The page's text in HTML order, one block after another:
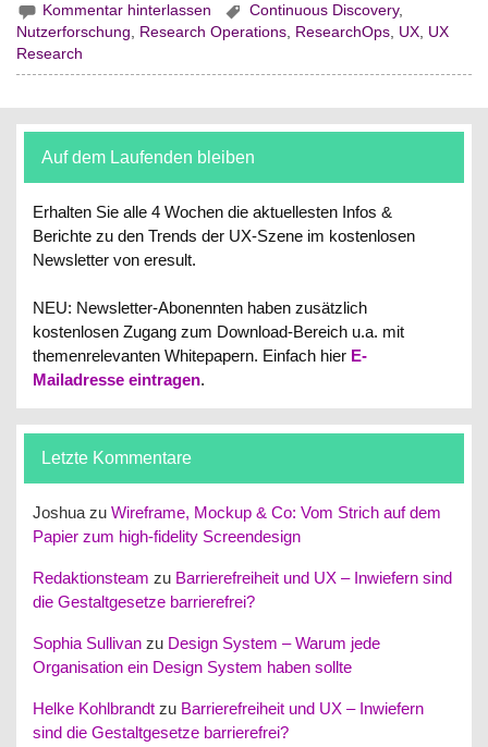
Kommentar hinterlassen Continuous Discovery,
Nutzerforschung, Research Operations, ResearchOps, UX, UX
Research
Auf dem Laufenden bleiben
Erhalten Sie alle 4 Wochen die aktuellesten Infos &
Berichte zu den Trends der UX-Szene im kostenlosen
Newsletter von eresult.
NEU: Newsletter-Abonennten haben zusätzlich
kostenlosen Zugang zum Download-Bereich u.a. mit
themenrelevanten Whitepapern. Einfach hier E-
Mailadresse eintragen.
Letzte Kommentare
Joshua zuWireframe, Mockup & Co: Vom Strich auf dem
Papier zum high-fidelity Screendesign
Redaktionsteam zu Barrierefreiheit und UX – Inwiefern sind
die Gestaltgesetze barrierefrei?
Sophia Sullivan zu Design System – Warum jede
Organisation ein Design System haben sollte
Helke Kohlbrandt zu Barrierefreiheit und UX – Inwiefern
sind die Gestaltgesetze barrierefrei?